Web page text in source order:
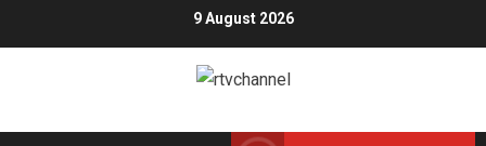
9 August 2026